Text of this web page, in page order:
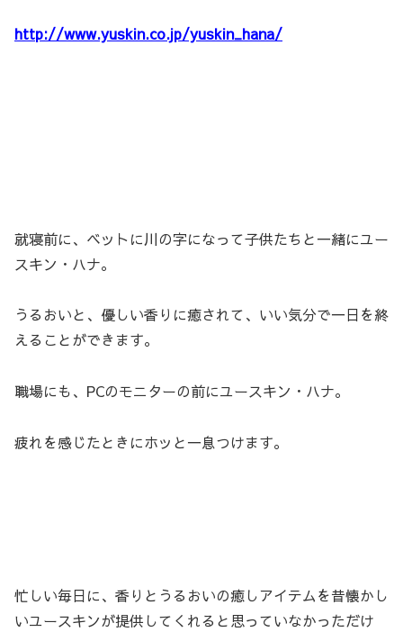
http://www.yuskin.co.jp/yuskin_hana/
就寝前に、ベットに川の字になって子供たちと一緒にユー
スキン・ハナ。
うるおいと、優しい香りに癒されて、いい気分で一日を終
えることができます。
職場にも、PCのモニターの前にユースキン・ハナ。
疲れを感じたときにホッと一息つけます。
忙しい毎日に、香りとうるおいの癒しアイテムを昔懐かし
いユースキンが提供してくれると思っていなかっただけ